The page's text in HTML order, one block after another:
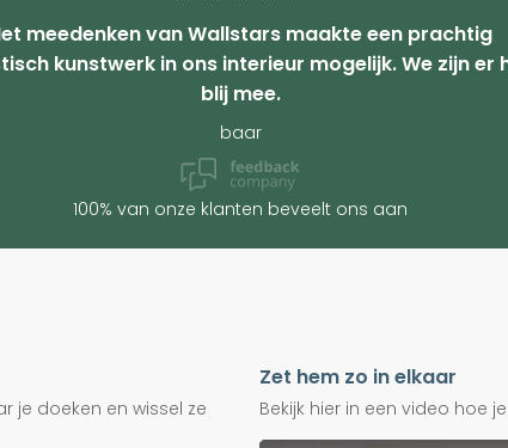
meedenken van Wallstars maakte een prachtig
kunstwerk in ons interieur mogelijk. We zijn er
blij mee.
baar
100% van onze klanten beveelt ons aan
je doeken en wissel ze
Zet hem zo in elkaar
Bekijk hier in een video hoe